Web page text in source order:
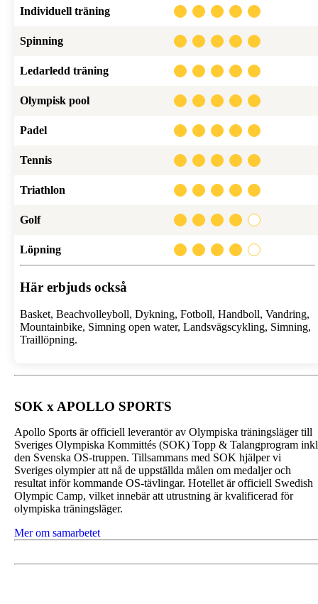
Individuell träning
Spinning
Ledarledd träning
Olympisk pool
Padel
Tennis
Triathlon
Golf
Löpning
Här erbjuds också
Basket, Beachvolleyboll, Dykning, Fotboll, Handboll, Vandring,
Mountainbike, Simning open water, Landsvägscykling, Simning,
Traillöpning.
SOK x APOLLO SPORTS
Apollo Sports är officiell leverantör av Olympiska träningsläger till
Sveriges Olympiska Kommittés (SOK) Topp & Talangprogram
den Svenska OS-truppen. Tillsammans med SOK hjälper vi
Sveriges olympier att nå de uppställda målen om medaljer och
resultat inför kommande OS-tävlingar. Hotellet är officiell Swedish
Olympic Camp, vilket innebär att utrustning är kvalificerad för
olympiska träningsläger.
Mer om samarbetet